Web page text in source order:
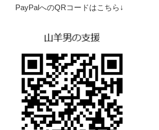
PayPalへのQRコードはこちら↓